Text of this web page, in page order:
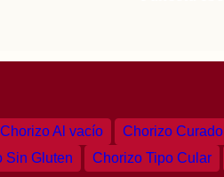
Chorizo Al vacío Chorizo Curado
Sin Gluten Chorizo Tipo Cular